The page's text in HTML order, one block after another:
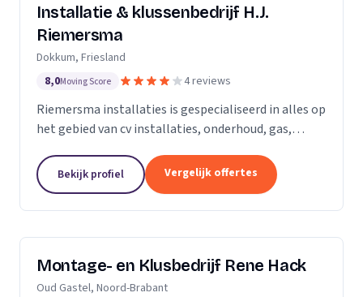
Installatie & klussenbedrijf H.J.
Riemersma
Dokkum, Friesland
8,0Moving Score 4 reviews
Riemersma installaties is gespecialiseerd in alles op
het gebied van cv installaties, onderhoud, gas,
kleine klussen, onderhoud en elektra.
Bekijk profiel Vergelijk offertes
Montage- en Klusbedrijf Rene Hack
Oud Gastel, Noord-Brabant